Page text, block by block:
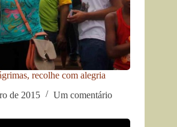
recolhe com alegria
de 2015
Um comentário